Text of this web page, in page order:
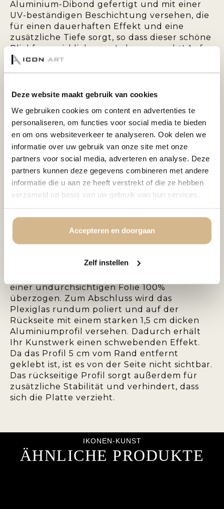
Deze website maakt gebruik van cookies
We gebruiken cookies om content en advertenties te
personaliseren, om functies voor social media te bieden
en om ons websiteverkeer te analyseren. Ook delen we
informatie over uw gebruik van onze site met onze
partners voor social media, adverteren en analyse. Deze
partners kunnen deze gegevens combineren met andere
informatie die u aan ze heeft verstrekt of die ze hebben
verzameld op basis van uw gebruik van hun services.
Accepteren en doorgaan
Zelf instellen
Aluminium-Dibond gefertigt und mit einer
UV-beständigen Beschichtung versehen, die
für einen dauerhaften Effekt und eine
zusätzliche Tiefe sorgt, so dass dieser schöne
Blickfang wirklich zum Leben erwacht! Auf
der Rückseite ist das Kunstwerk mit einem
starken 1,5 cm dicken Aluminium-
Kunstwerk einen schwebenden Effekt. Da
ist, ist es von der Seite nicht sichtbar. Das
hintere Profil sorgt außerdem für
zusätzliche Stabilität und verhindert, dass
sich die Platte verzieht.
PLEXIGLAS 5MM:
und anschließend mit 5 mm
hochglänzendem Plexiglas veredelt. Durch
das Plexiglas werden die Farben um ein
schöne Tiefenwirkung verleiht. Die 5 mm
einer undurchsichtigen Folie 100%
überzogen. Zum Abschluss wird das
Plexiglas rundum poliert und auf der
Rückseite mit einem starken 1,5 cm dicken
Aluminiumprofil versehen. Dadurch erhält
Ihr Kunstwerk einen schwebenden Effekt.
Da das Profil 5 cm vom Rand entfernt
geklebt ist, ist es von der Seite nicht sichtbar.
Das rückseitige Profil sorgt außerdem für
zusätzliche Stabilität und verhindert, dass
sich die Platte verzieht.
IKONEN-KUNST
ÄHNLICHE PRODUKTE